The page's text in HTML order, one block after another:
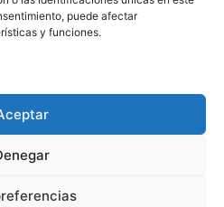
puede afectar
y funciones.
29 47